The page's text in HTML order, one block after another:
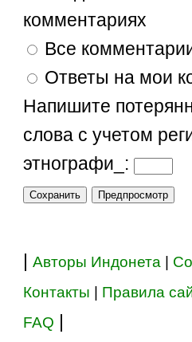
комментариях
Все
Ответы на мои
Напишите
слова с учетом
этнографи_:
|Авторы Индонета
Контакты Правила
FAQ